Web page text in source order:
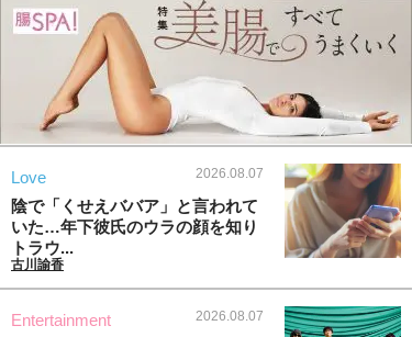
Love 2026.08.07
陰で「くせえババア」と言われて
いた…年下彼氏のウラの顔を知り
トラウ...
古川諭香
Entertainment 2026.08.07